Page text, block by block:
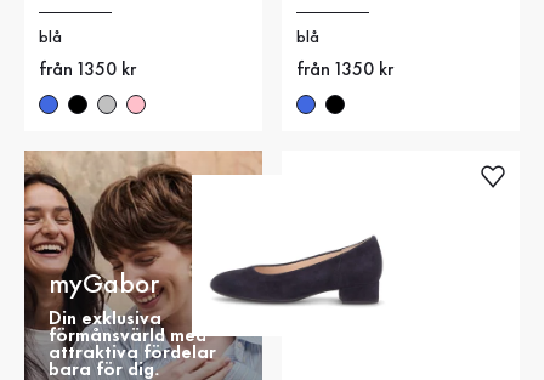
blå
Nytt pris
från 1350 kr
blå
Nytt pris
från 1350 kr
myGabor
Din exklusiva
förmånsvärld med
attraktiva fördelar
bara för dig.